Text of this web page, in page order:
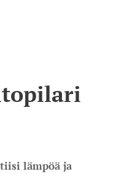
lämpöä ja